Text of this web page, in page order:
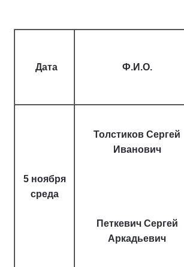
Дата Ф.И.О.
5 ноября
среда
Толстиков Сергей
Иванович
Петкевич Сергей
Аркадьевич